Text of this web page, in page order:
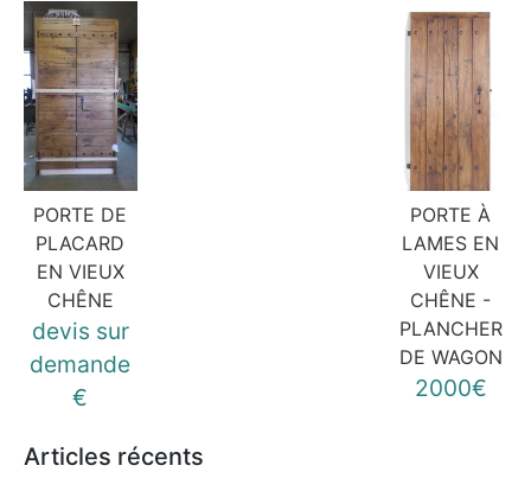
PORTE DE
PLACARD
EN VIEUX
CHÊNE
devis sur
demande
€
PORTE À
LAMES EN
VIEUX
CHÊNE -
PLANCHER
DE WAGON
2000€
Articles récents